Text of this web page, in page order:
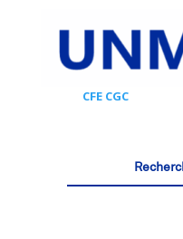
CFE CGC